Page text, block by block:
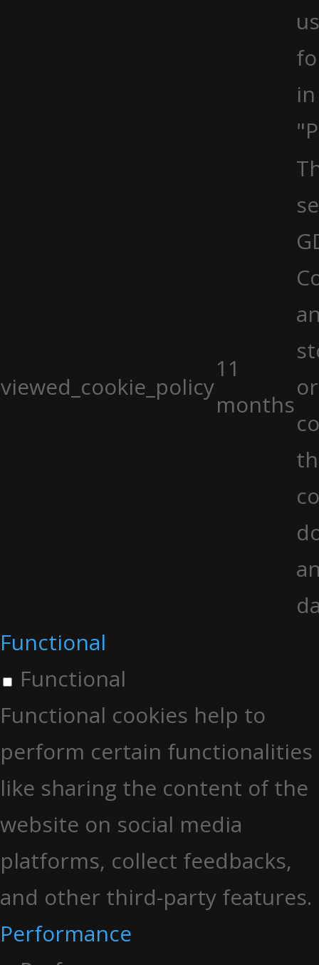
viewed_cookie_policy
11
months
Functional
Functional
Functional cookies help to
perform certain functionalities
like sharing the content of the
website on social media
platforms, collect feedbacks,
and other third-party features.
Performance